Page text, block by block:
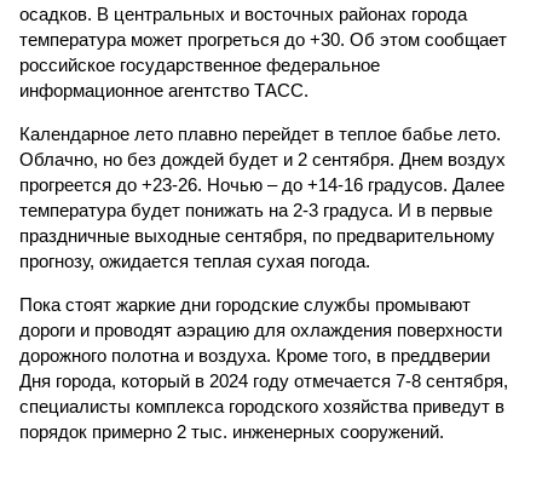
осадков. В центральных и восточных районах города
температура может прогреться до +30. Об этом сообщает
российское государственное федеральное
информационное агентство ТАСС.
Календарное лето плавно перейдет в теплое бабье лето.
Облачно, но без дождей будет и 2 сентября. Днем воздух
прогреется до +23-26. Ночью – до +14-16 градусов. Далее
температура будет понижать на 2-3 градуса. И в первые
праздничные выходные сентября, по предварительному
прогнозу, ожидается теплая сухая погода.
Пока стоят жаркие дни городские службы промывают
дороги и проводят аэрацию для охлаждения поверхности
дорожного полотна и воздуха. Кроме того, в преддверии
Дня города, который в 2024 году отмечается 7-8 сентября,
специалисты комплекса городского хозяйства приведут в
порядок примерно 2 тыс. инженерных сооружений.